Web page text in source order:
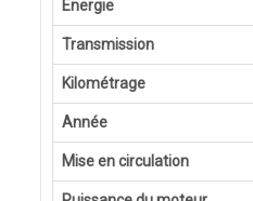
Energie
Transmission
Kilométrage
Année
Mise en circulation